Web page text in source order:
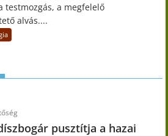
testmozgás, a megfelelő
alvás....
pusztítja a hazai